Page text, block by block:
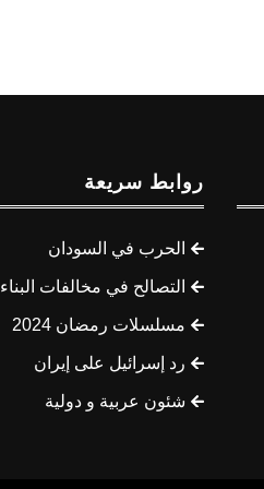
روابط سريعة
الحرب في السودان
التصالح في مخالفات البناء
مسلسلات رمضان 2024
رد إسرائيل على إيران
شئون عربية و دولية